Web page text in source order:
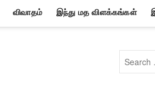
விவாதம் இந்து மத விளக்கங்கள்